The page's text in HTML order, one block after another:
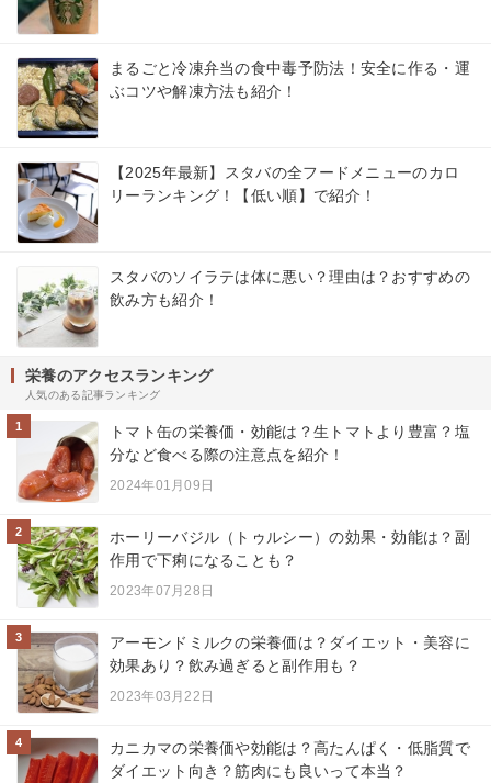
まるごと冷凍弁当の食中毒予防法！安全に作る・運
ぶコツや解凍方法も紹介！
【2025年最新】スタバの全フードメニューのカロ
リーランキング！【低い順】で紹介！
スタバのソイラテは体に悪い？理由は？おすすめの
飲み方も紹介！
栄養のアクセスランキング
人気のある記事ランキング
1
トマト缶の栄養価・効能は？生トマトより豊富？塩
分など食べる際の注意点を紹介！
2024年01月09日
2
ホーリーバジル（トゥルシー）の効果・効能は？副
作用で下痢になることも？
2023年07月28日
3
アーモンドミルクの栄養価は？ダイエット・美容に
効果あり？飲み過ぎると副作用も？
2023年03月22日
4
カニカマの栄養価や効能は？高たんぱく・低脂質で
ダイエット向き？筋肉にも良いって本当？